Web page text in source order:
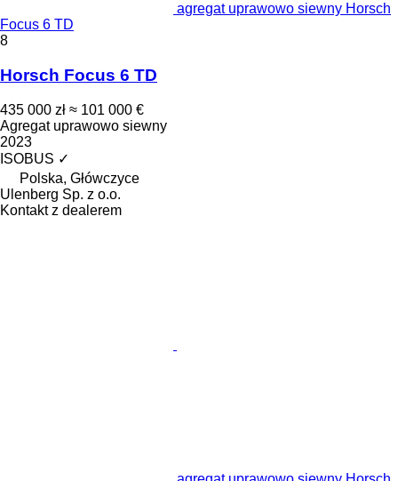
agregat uprawowo siewny Horsch
Focus 6 TD
8
Horsch Focus 6 TD
435 000 zł ≈ 101 000 €
Agregat uprawowo siewny
2023
ISOBUS ✓
Polska, Główczyce
Ulenberg Sp. z o.o.
Kontakt z dealerem